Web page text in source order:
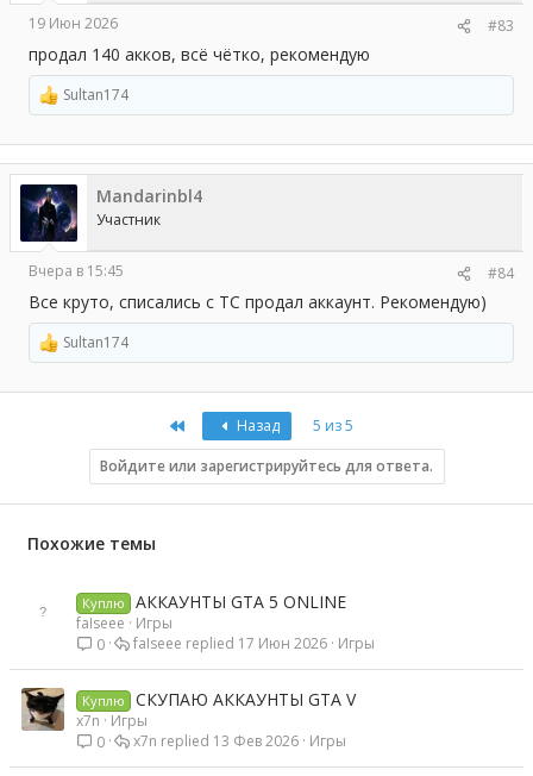
19 Июн 2026 #83
продал 140 акков, всё чётко, рекомендую
Р
е
а
к
ц
и
и
:
Sultan174
Mandarinbl4
Участник
Вчера в 15:45 #84
Все круто, списались с ТС продал аккаунт. Рекомендую)
Р
е
а
Sultan174
Назад
5 из 5
Войдите или зарегистрируйтесь для ответа.
Похожие темы
Куплю АККАУНТЫ GTA 5 ONLINE
faIseee
Игры
0
Игры
17 Июн 2026
faIseee
Куплю СКУПАЮ АККАУНТЫ GTA V
x7n
Игры
0
Игры
13 Фев 2026
x7n